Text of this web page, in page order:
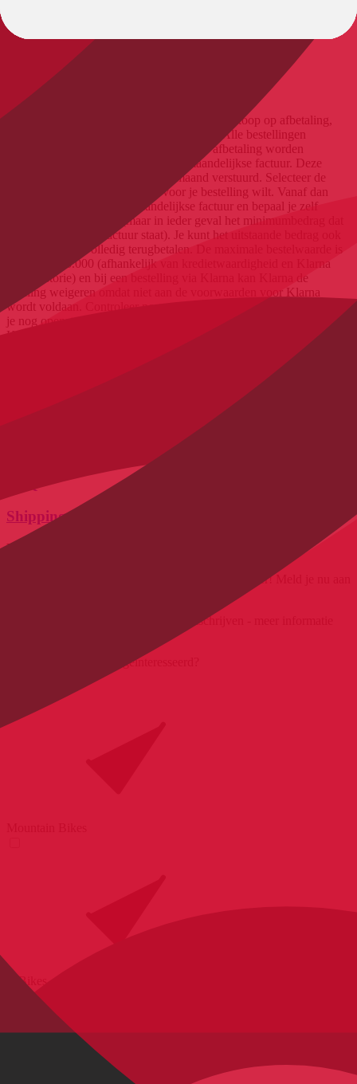
Kopen op afbetaling (Klarna)
Als je bij Klarna hebt gekozen voor flexibele koop op afbetaling,
kun je je factuur in je eigen tempo betalen. Alle bestellingen
waarvoor je kiest voor flexibele koop op afbetaling worden
geïncasseerd op een overzichtelijke maandelijkse factuur. Deze
wordt altijd in het midden van de maand verstuurd. Selecteer de
betaaloptie op afbetaling die je voor je bestelling wilt. Vanaf dan
ontvang je regelmatig je maandelijkse factuur en bepaal je zelf
hoeveel je wilt betalen (maar in ieder geval het minimumbedrag dat
op je maandelijkse factuur staat). Je kunt het uitstaande bedrag ook
op elk moment volledig terugbetalen. De maximale bestelwaarde is
ongeveer € 3.000 (afhankelijk van kredietwaardigheid en Klarna
bestelhistorie) en bij een bestelling via Klarna kan Klarna de
betaling weigeren omdat niet aan de voorwaarden voor Klarna
wordt voldaan. Controleer nogmaals je persoonlijke gegevens en of
je nog openstaande bedragen hebt bij Klarna. Als alternatief voor
Klarna aankoop op afbetaling bieden wij PayPal aankoop op
Links naar belangrijke informatie
Shipping & Delivery
Mis niets!
meer! Meld je nu aan
Je kunt je op elk moment kosteloos uitschrijven - meer informatie
In welke fietsen ben je geïnteresseerd?
E-Bikes